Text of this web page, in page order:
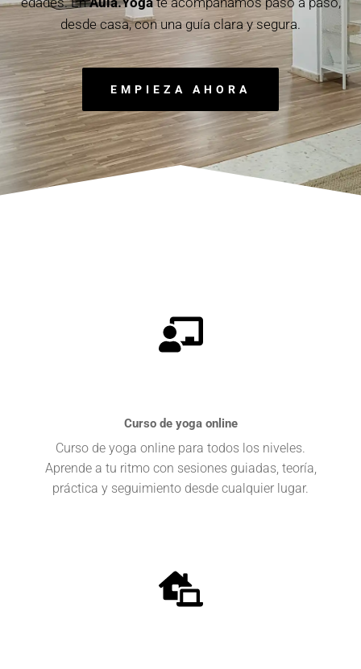
desde casa, con una guía clara y segura.
EMPIEZA AHORA
Curso de yoga online
Curso de yoga online para todos los niveles.
Aprende a tu ritmo con sesiones guiadas, teoría,
práctica y seguimiento desde cualquier lugar.